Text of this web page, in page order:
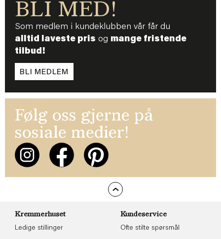
BLI MED!
Som medlem i kundeklubben vår får du
alltid laveste pris og mange fristende
tilbud!
BLI MEDLEM
Følg oss gjerne på
sosiale medier!
Kremmerhuset
Ledige stillinger
Kundeservice
Ofte stilte spørsmål